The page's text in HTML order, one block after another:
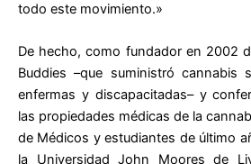
todo este movimiento.»
De hecho, como fundador en 2002
Buddies –que suministró cannabis
enfermas y discapacitadas– y
las propiedades médicas de la
de Médicos y estudiantes de último
la Universidad John Moores de